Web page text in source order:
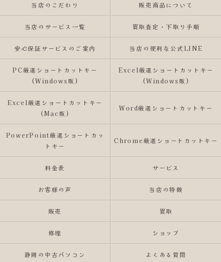
当店のこだわり 販売商品について
当店のサービス一覧 買取査定・下取り手順
安心保証サービスのご案内 当店の便利な公式LINE
PC厳選ショートカットキー
(Windows版)
Excel厳選ショートカットキー
(Windows版)
Excel厳選ショートカットキー
(Mac版)
Word厳選ショートカットキー
PowerPoint厳選ショートカッ
トキー
Chrome厳選ショートカットキー
料金表 サービス
お客様の声 当店の特徴
販売 買取
修理 ショップ
静岡の中古パソコン よくある質問